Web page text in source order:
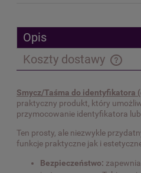
Opis
Koszty dostawy
Cena nie zawiera ewentualnych
Smycz/Taśma do identyfikatora
praktyczny produkt, który
przymocowanie identyfikatora lub
Ten prosty, ale niezwykle
funkcje praktyczne jak i
Bezpieczeństwo: